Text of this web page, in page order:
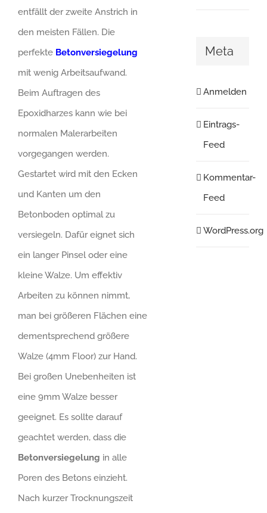
entfällt der zweite Anstrich in
den meisten Fällen. Die
perfekte Betonversiegelung
mit wenig Arbeitsaufwand.
Beim Auftragen des
Epoxidharzes kann wie bei
normalen Malerarbeiten
vorgegangen werden.
Gestartet wird mit den Ecken
und Kanten um den
Betonboden optimal zu
versiegeln. Dafür eignet sich
ein langer Pinsel oder eine
kleine Walze. Um effektiv
Arbeiten zu können nimmt,
man bei größeren Flächen eine
dementsprechend größere
Walze (4mm Floor) zur Hand.
Bei großen Unebenheiten ist
eine 9mm Walze besser
geeignet. Es sollte darauf
geachtet werden, dass die
Betonversiegelung in alle
Poren des Betons einzieht.
Nach kurzer Trocknungszeit
Meta
Anmelden
Eintrags-
Feed
Kommentar-
Feed
WordPress.org